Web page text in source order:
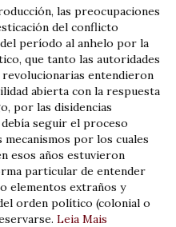
las preocupaciones
del conflicto
período al anhelo por la
que tanto las autoridades
entendieron
abierta con la respuesta
por las disidencias
seguir el proceso
por los cuales
esos años estuvieron
particular de entender
elementos extraños y
orden político (colonial o
Leia Mais